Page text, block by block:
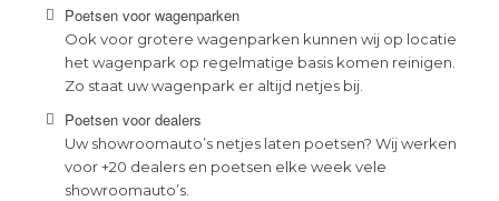
Poetsen voor wagenparken
Ook voor grotere wagenparken kunnen wij op locatie
het wagenpark op regelmatige basis komen reinigen.
Zo staat uw wagenpark er altijd netjes bij.
Poetsen voor dealers
Uw showroomauto’s netjes laten poetsen? Wij werken
voor +20 dealers en poetsen elke week vele
showroomauto’s.